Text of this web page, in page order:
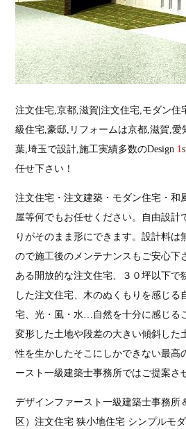
注文住宅,京都,滋賀|注文住宅,モダン住
級住宅,豪邸,リフォームは京都,滋賀,
葉,埼玉で設計,施工実績多数のDesign 1
任せ下さい！
注文住宅・注文建築・モダン住宅・和
屋等何でもお任せください。自由設計
りがそのまま形にできます。設計料は
ので施工後のメンテナンスもご安心下
ある開放的な注文住宅、３０坪以下で
した注文住宅、木のぬくもりを感じる
宅、光・風・水…自然を十分に感じる
変形した土地や段差の大きい傾斜した
性を生かしたそこにしかできない最高
ースト一級建築士事務所では ご提案さ
デザインファースト一級建築士事務所
区）注文住宅 狭小地住宅 シンプルモ